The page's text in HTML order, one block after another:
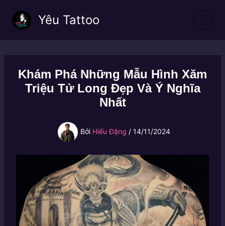
Yêu Tattoo
Khám Phá Những Mẫu Hình Xăm
Triệu Tử Long Đẹp Và Ý Nghĩa
Nhất
Bởi Hiếu Đặng / 14/11/2024